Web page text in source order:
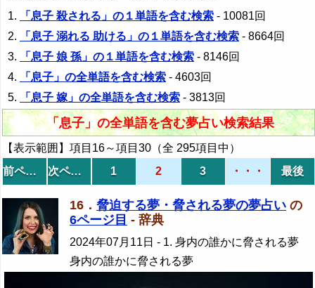
「息子 殺される」の１単語を含む検索 - 10081回
「息子 溺れる 助ける」の１単語を含む検索 - 8664回
「息子 娘 孫」の１単語を含む検索 - 8146回
「息子」の全単語を含む検索 - 4603回
「息子 嫁」の全単語を含む検索 - 3813回
「息子」の全単語を含む夢占い検索結果
【表示範囲】項目16～項目30（全 295項目中）
前ページ
次ページ 1 2 3 ・・・ 最後
16． 脅迫する夢・脅される夢の夢占い の
6ページ目 - 辞典
2024年07月11日 - 1. 身内の誰かに脅される夢
身内の誰かに脅される夢